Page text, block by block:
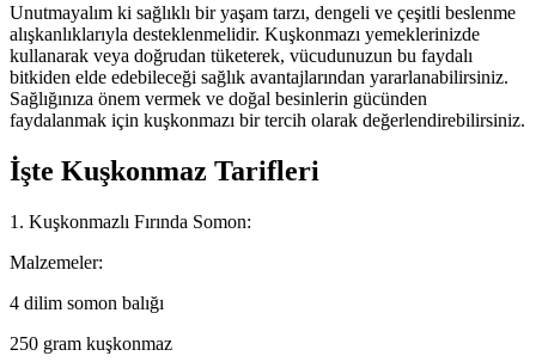
Unutmayalım ki sağlıklı bir yaşam tarzı, dengeli ve çeşitli beslenme
alışkanlıklarıyla desteklenmelidir. Kuşkonmazı yemeklerinizde
kullanarak veya doğrudan tüketerek, vücudunuzun bu faydalı
bitkiden elde edebileceği sağlık avantajlarından yararlanabilirsiniz.
Sağlığınıza önem vermek ve doğal besinlerin gücünden
faydalanmak için kuşkonmazı bir tercih olarak değerlendirebilirsiniz.
İşte Kuşkonmaz Tarifleri
1. Kuşkonmazlı Fırında Somon:
Malzemeler:
4 dilim somon balığı
250 gram kuşkonmaz